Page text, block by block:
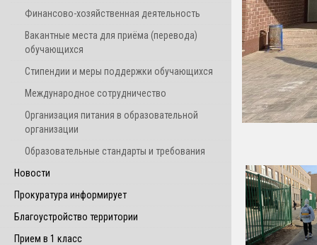
Финансово-хозяйственная деятельность
Вакантные места для приёма (перевода)
обучающихся
Стипендии и меры поддержки обучающихся
Международное сотрудничество
Организация питания в образовательной
организации
Образовательные стандарты и требования
Новости
Прокуратура информирует
Благоустройство территории
Прием в 1 класс